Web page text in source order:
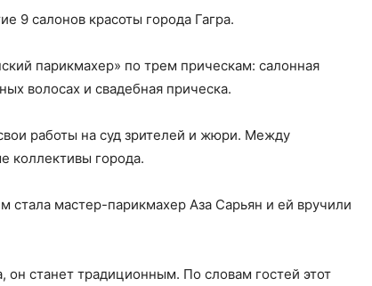
9 салонов красоты города Гагра.
парикмахер» по трем прическам: салонная
волосах и свадебная прическа.
работы на суд зрителей и жюри. Между
коллективы города.
стала мастер-парикмахер Аза Сарьян и ей вручили
он станет традиционным. По словам гостей этот